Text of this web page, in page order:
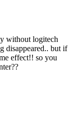
without logitech
disappeared.. but if
effect!! so you